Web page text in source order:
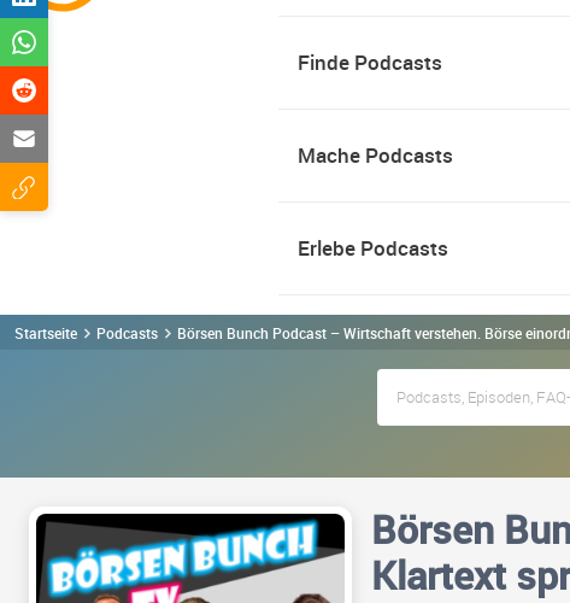
Finde Podcasts
Mache Podcasts
Erlebe Podcasts
Startseite Podcasts Börsen Bunch Podcast – Wirtschaft verstehen. Börse
Börsen
Klartext